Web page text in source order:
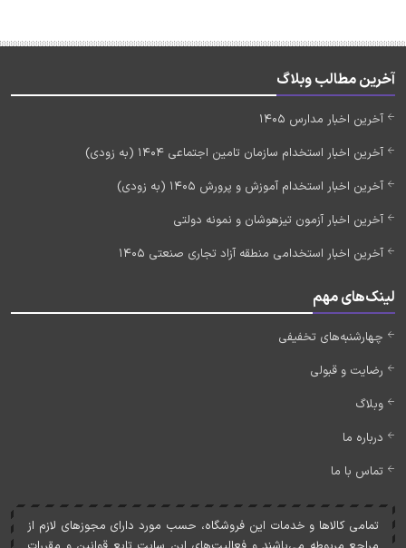
آخرین مطالب وبلاگ
آخرین اخبار مدارس 1405
آخرین اخبار استخدام سازمان تامین اجتماعی 1404 (به زودی)
آخرین اخبار استخدام آموزش و پرورش 1405 (به زودی)
آخرین اخبار آزمون تیزهوشان و نمونه دولتی
آخرین اخبار استخدامی منطقه آزاد تجاری صنعتی 1405
لینک‌های مهم
چهارشنبه‌های تخفیفی
رضایت و قبولی
وبلاگ
درباره ما
تماس با ما
تمامی کالاها و خدمات اين فروشگاه، حسب مورد دارای مجوزهای لازم از